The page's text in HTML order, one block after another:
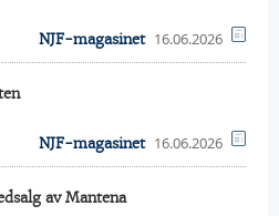
NJF-magasinet 16.06.2026
NJF-magasinet 16.06.2026
av Mantena